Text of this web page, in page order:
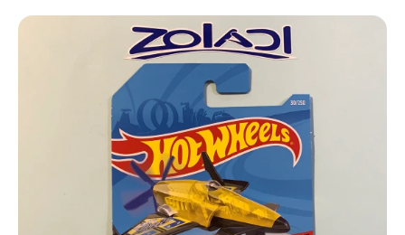
Ir directamente a la información del producto